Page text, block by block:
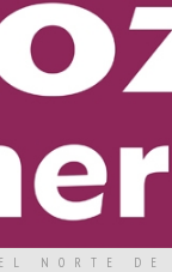
NORTE